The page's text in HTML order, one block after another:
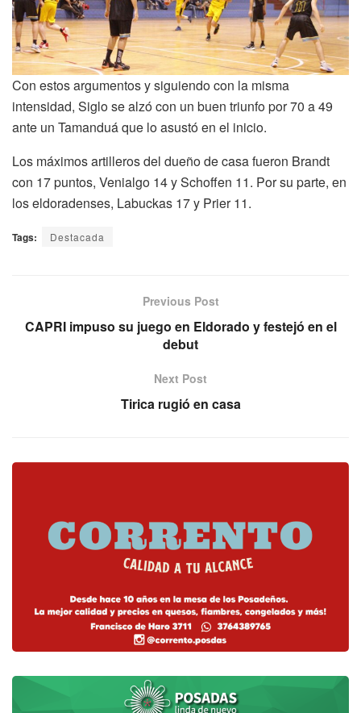
Con estos argumentos y siguiendo con la misma
intensidad, Siglo se alzó con un buen triunfo por 70 a 49
ante un Tamanduá que lo asustó en el inicio.
Los máximos artilleros del dueño de casa fueron Brandt
con 17 puntos, Venialgo 14 y Schoffen 11. Por su parte, en
los eldoradenses, Labuckas 17 y Prier 11.
Tags: Destacada
Previous Post
CAPRI impuso su juego en Eldorado y festejó en el
debut
Next Post
Tirica rugió en casa